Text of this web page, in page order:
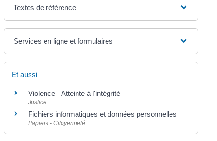
Textes de référence
Services en ligne et formulaires
Et aussi
Violence - Atteinte à l'intégrité
Justice
Fichiers informatiques et données personnelles
Papiers - Citoyenneté